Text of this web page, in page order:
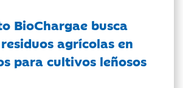
BioChargae busca
agrícolas en
para cultivos leñosos